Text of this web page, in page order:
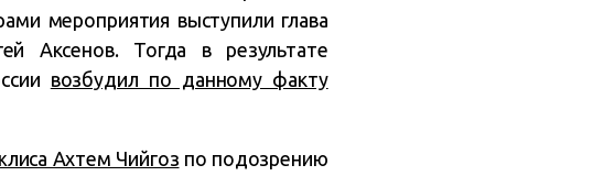
мероприятия выступили глава
Аксенов. Тогда в результате
возбудил по данному факту
Ахтем Чийгоз по подозрению